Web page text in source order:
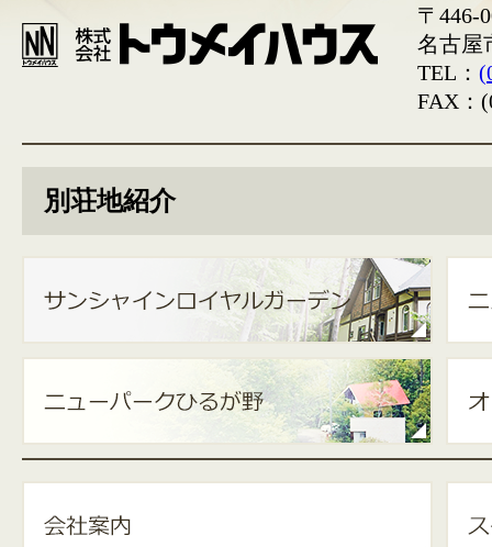
〒446-
名古屋
TEL：
FAX：
別荘地紹介